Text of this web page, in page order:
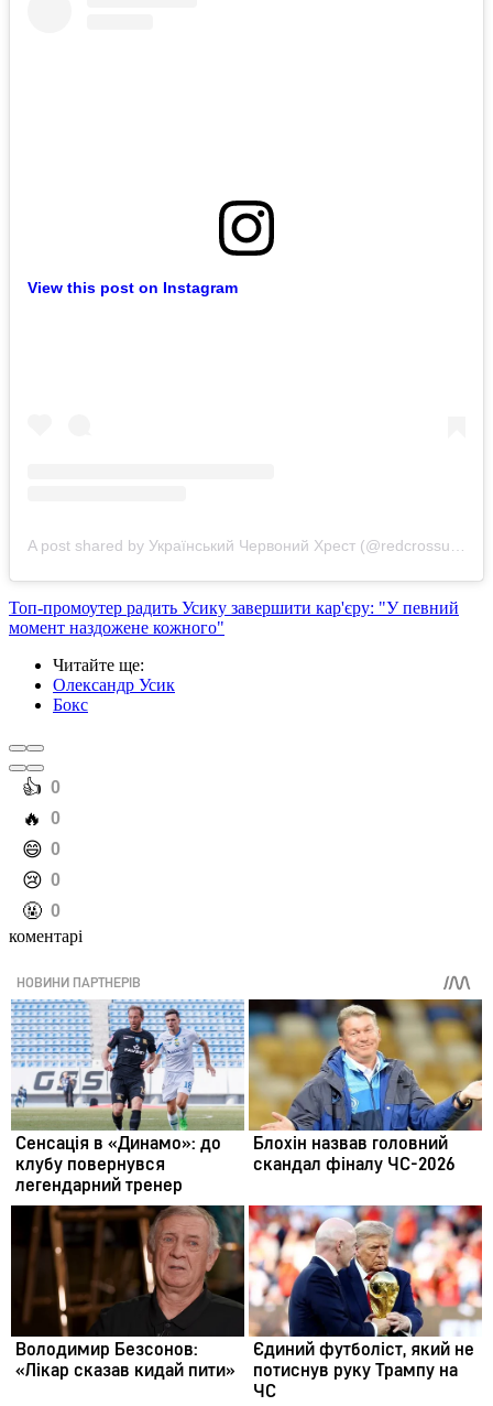
View this post on Instagram
Топ-промоутер радить Усику завершити кар'єру: "У певний
момент наздожене кожного"
Читайте ще:
Олександр Усик
Бокс
️👍 0
️🔥 0
️😄 0
️😢 0
️🤬 0
коментарі